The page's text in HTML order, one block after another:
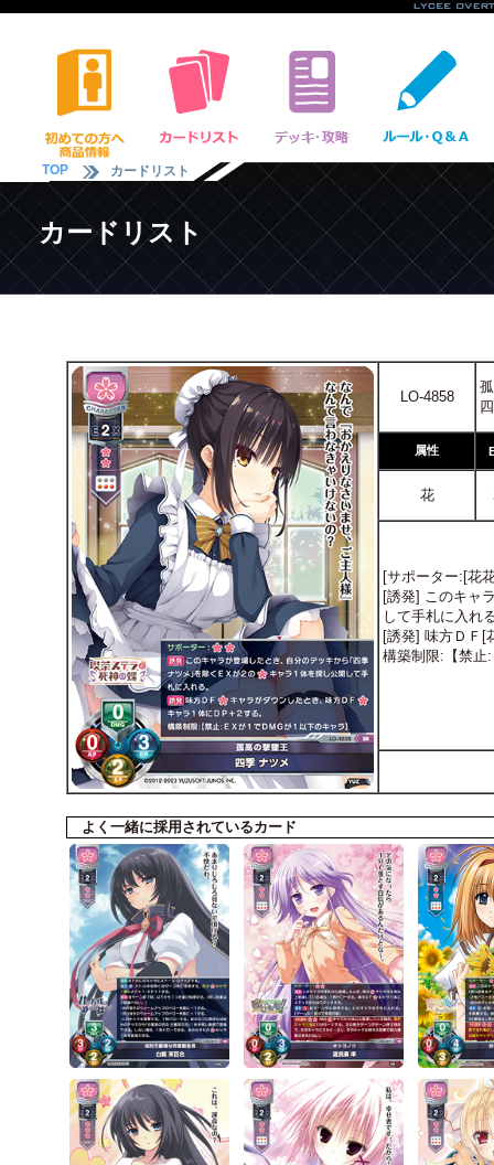
TOP カードリスト
カードリスト
LO-4858
属性
花
[サポーター:[花
[誘発] このキャ
して手札に入れ
[誘発] 味方ＤＦ[
構築制限:【禁止
よく一緒に採用されているカード